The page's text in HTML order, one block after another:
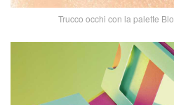
Trucco occhi con la palette